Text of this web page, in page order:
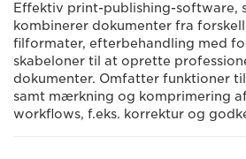
Effektiv print-publishing-software,
kombinerer dokumenter fra
filformater, efterbehandling med
skabeloner til at oprette
dokumenter. Omfatter funktioner
samt mærkning og komprimering
workflows, f.eks. korrektur og